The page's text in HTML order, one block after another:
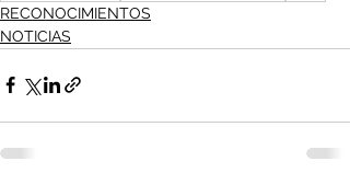
RECONOCIMIENTOS
NOTICIAS